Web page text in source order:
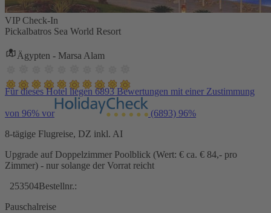
VIP Check-In
Pickalbatros Sea World Resort
Ägypten - Marsa Alam
Für dieses Hotel liegen 6893 Bewertungen mit einer Zustimmung
von 96% vor (6893) 96%
8-tägige Flugreise, DZ inkl. AI
Upgrade auf Doppelzimmer Poolblick (Wert: € ca. € 84,- pro
Zimmer) - nur solange der Vorrat reicht
253504Bestellnr.:
Pauschalreise